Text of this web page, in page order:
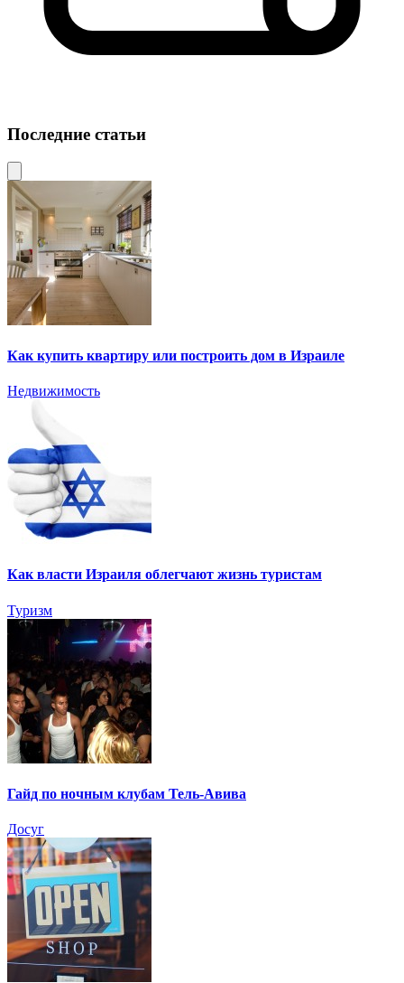
Последние статьи
Как купить квартиру или построить дом в Израиле
Недвижимость
Как власти Израиля облегчают жизнь туристам
Туризм
Гайд по ночным клубам Тель-Авива
Досуг